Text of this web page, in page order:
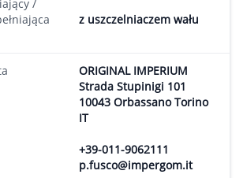
/
z uszczelniaczem wału
ORIGINAL IMPERIUM
Strada Stupinigi 101
10043 Orbassano Torino
IT
+39-011-9062111
p.fusco@impergom.it